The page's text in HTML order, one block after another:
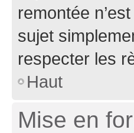
remontée
sujet
respecter les
Haut
Mise en